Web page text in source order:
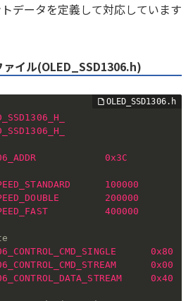
データを定義して対応しています
イル(OLED_SSD1306.h)
0x3C
100000
200000
400000
0x80
0x00
0x40